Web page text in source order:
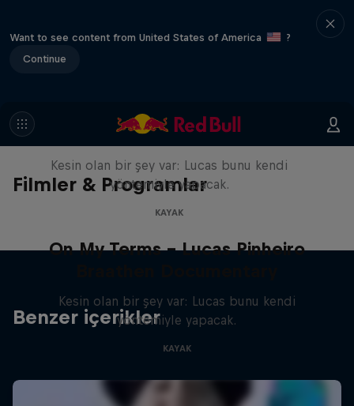
Want to see content from United States of America
?
Continue
Filmler & Programlar
On My Terms – Lucas Pinheiro
Braathen Documentary
Kesin olan bir şey var: Lucas bunu kendi
yöntemiyle yapacak.
KAYAK
Benzer içerikler
On My Terms – Lucas Pinheiro
Kesin olan bir şey var: Lucas bunu kendi
yöntemiyle yapacak.
KAYAK